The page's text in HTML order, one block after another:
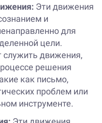
Эти движения
и
для
цели.
движения,
решения
как письмо,
проблем или
инструменте.